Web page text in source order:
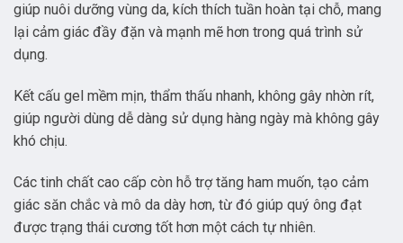
giúp nuôi dưỡng vùng da, kích thích tuần hoàn tại chỗ, mang
lại cảm giác đầy đặn và mạnh mẽ hơn trong quá trình sử
dụng.
Kết cấu gel mềm mịn, thẩm thấu nhanh, không gây nhờn rít,
giúp người dùng dễ dàng sử dụng hàng ngày mà không gây
khó chịu.
Các tinh chất cao cấp còn hỗ trợ tăng ham muốn, tạo cảm
giác săn chắc và mô da dày hơn, từ đó giúp quý ông đạt
được trạng thái cương tốt hơn một cách tự nhiên.